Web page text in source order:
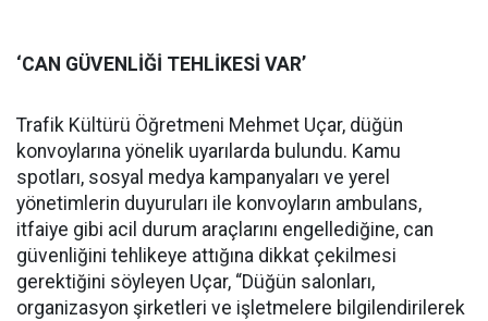
‘CAN GÜVENLİĞİ TEHLİKESİ VAR’
Trafik Kültürü Öğretmeni Mehmet Uçar, düğün
konvoylarına yönelik uyarılarda bulundu. Kamu
spotları, sosyal medya kampanyaları ve yerel
yönetimlerin duyuruları ile konvoyların ambulans,
itfaiye gibi acil durum araçlarını engellediğine, can
güvenliğini tehlikeye attığına dikkat çekilmesi
gerektiğini söyleyen Uçar, “Düğün salonları,
organizasyon şirketleri ve işletmelere bilgilendirilerek